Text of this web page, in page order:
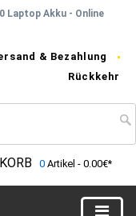
Laptop Akku - Online
& Bezahlung
Rückkehr
0 Artikel - 0.00€*